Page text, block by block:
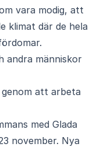
vara modig, att
klimat där de hela
andra människor
att arbeta
med Glada
november. Nya